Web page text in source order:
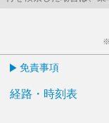
※
免責事項
経路・時刻表